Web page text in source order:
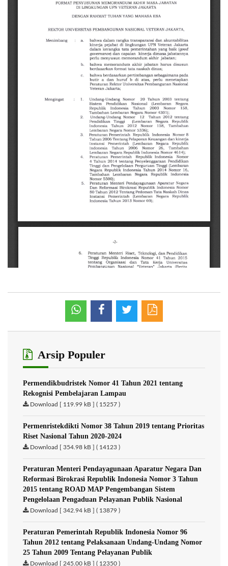
Arsip Populer
Permendikbudristek Nomor 41 Tahun 2021 tentang
Rekognisi Pembelajaran Lampau
Download [ 119.99 kB ] ( 15257 )
Permenristekdikti Nomor 38 Tahun 2019 tentang Prioritas
Riset Nasional Tahun 2020-2024
Download [ 354.98 kB ] ( 14123 )
Peraturan Menteri Pendayagunaan Aparatur Negara Dan
Reformasi Birokrasi Republik Indonesia Nomor 3 Tahun
2015 tentang ROAD MAP Pengembangan Sistem
Pengelolaan Pengaduan Pelayanan Publik Nasional
Download [ 342.94 kB ] ( 13879 )
Peraturan Pemerintah Republik Indonesia Nomor 96
Tahun 2012 tentang Pelaksanaan Undang-Undang Nomor
25 Tahun 2009 Tentang Pelayanan Publik
Download [ 245.00 kB ] ( 12350 )